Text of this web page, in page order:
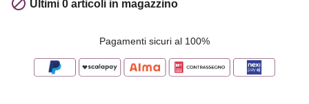
 Ultimi 0 articoli in magazzino
Pagamenti sicuri al 100%